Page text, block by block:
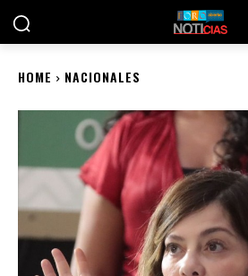
HOME NACIONALES